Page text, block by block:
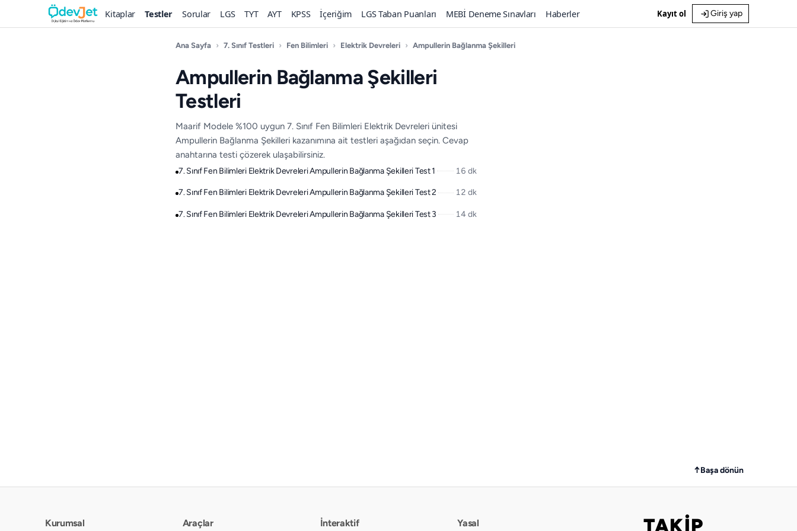
Kitaplar Testler Sorular LGS TYT AYT KPSS İçeriğim LGS Taban Puanları MEBİ Deneme Sınavları Haberler Kayıt ol Giriş yap
Ana Sayfa › 7. Sınıf Testleri › Fen Bilimleri › Elektrik Devreleri › Ampullerin Bağlanma Şekilleri
Ampullerin Bağlanma Şekilleri
Testleri
Maarif Modele %100 uygun 7. Sınıf Fen Bilimleri Elektrik Devreleri ünitesi
Ampullerin Bağlanma Şekilleri kazanımına ait testleri aşağıdan seçin. Cevap
anahtarına testi çözerek ulaşabilirsiniz.
7. Sınıf Fen Bilimleri Elektrik Devreleri Ampullerin Bağlanma Şekilleri Test 1 16 dk
7. Sınıf Fen Bilimleri Elektrik Devreleri Ampullerin Bağlanma Şekilleri Test 2 12 dk
7. Sınıf Fen Bilimleri Elektrik Devreleri Ampullerin Bağlanma Şekilleri Test 3 14 dk
↑Başa dönün
Kurumsal Araçlar İnteraktif Yasal Bizi takip edin
TAKİP